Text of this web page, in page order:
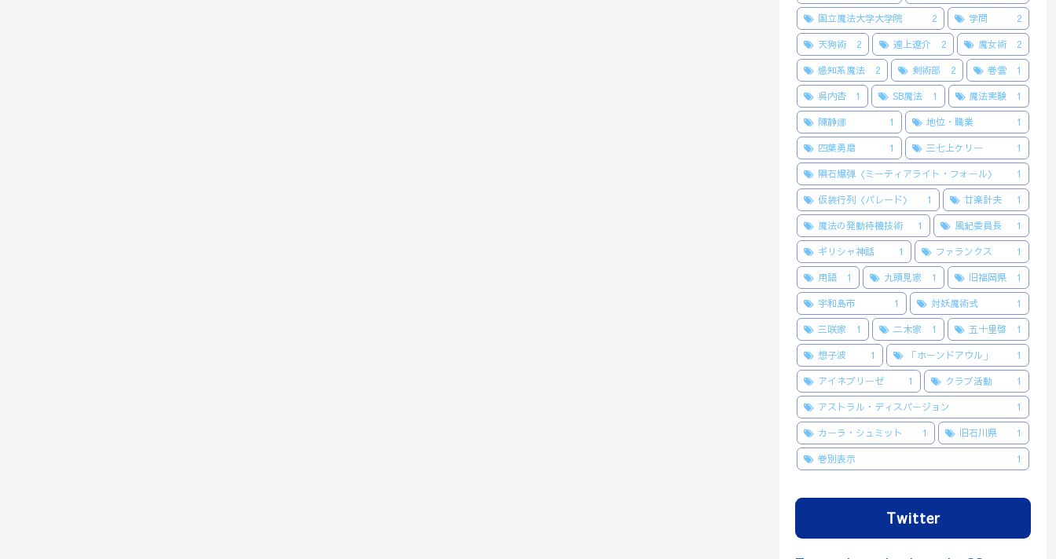
国立魔法大学大学院 2 学問 2
天狗術 2 遠上遼介 2 魔女術 2
感知系魔法 2 剣術部 2 巻雲 1
呉内杏 1 SB魔法 1 魔法実験 1
陳静娜 1 地位・職業 1
四葉勇磨 1 三七上ケリー 1
隕石爆弾〈ミーティアライト・フォール〉 1
仮装行列〈パレード〉 1 廿楽計夫 1
魔法の発動待機技術 1 風紀委員長 1
ギリシャ神話 1 ファランクス 1
用語 1 九頭見家 1 旧福岡県 1
宇和島市 1 対妖魔術式 1
三咲家 1 二木家 1 五十里啓 1
想子波 1 「ホーンドアウル」 1
アイネブリーゼ 1 クラブ活動 1
アストラル・ディスパージョン 1
カーラ・シュミット 1 旧石川県 1
巻別表示 1
Twitter